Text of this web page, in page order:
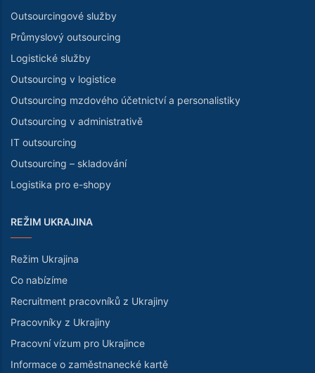
Outsourcingové služby
Průmyslový outsourcing
Logistické služby
Outsourcing v logistice
Outsourcing mzdového účetnictví a personalistiky
Outsourcing v administrativě
IT outsourcing
Outsourcing – skladování
Logistika pro e-shopy
REŽIM UKRAJINA
Režim Ukrajina
Co nabízíme
Recruitment pracovníků z Ukrajiny
Pracovníky z Ukrajiny
Pracovní vízum pro Ukrajince
Informace o zaměstnanecké kartě